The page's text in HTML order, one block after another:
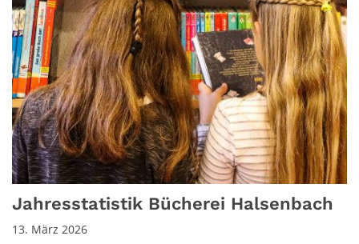
Jahresstatistik Bücherei Halsenbach
13. März 2026